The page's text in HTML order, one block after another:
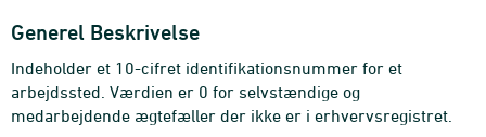
Generel Beskrivelse
Indeholder et 10-cifret identifikationsnummer for et
arbejdssted. Værdien er 0 for selvstændige og
medarbejdende ægtefæller der ikke er i erhvervsregistret.